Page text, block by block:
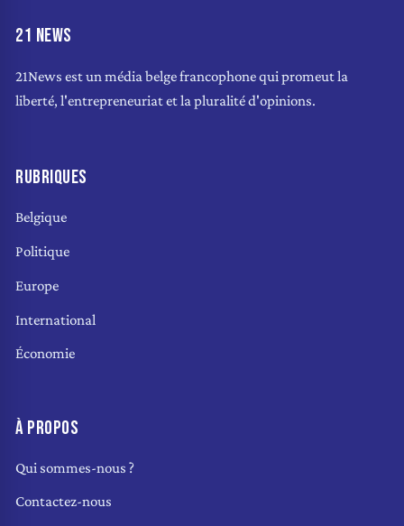
21 NEWS
21News est un média belge francophone qui promeut la
liberté, l'entrepreneuriat et la pluralité d'opinions.
RUBRIQUES
Belgique
Politique
Europe
International
Économie
À PROPOS
Qui sommes-nous ?
Contactez-nous